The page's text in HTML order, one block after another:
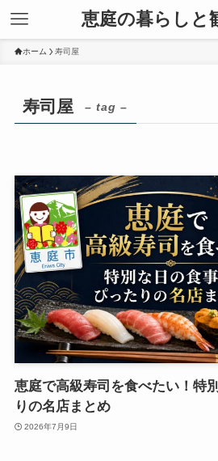
恵庭の暮らしと
ホーム 寿司屋
寿司屋 – tag –
恵庭で高級寿司を食べたい！特
りの名店まとめ
2026年7月9日